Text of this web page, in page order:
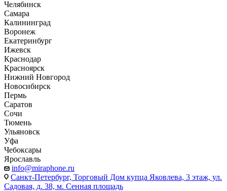
Челябинск
Самара
Калининград
Воронеж
Екатеринбург
Ижевск
Краснодар
Красноярск
Нижний Новгород
Новосибирск
Пермь
Саратов
Сочи
Тюмень
Ульяновск
Уфа
Чебоксары
Ярославль
info@miraphone.ru
Санкт-Петербург, Торговый Дом купца Яковлева, 3 этаж, ул.
Садовая, д. 38, м. Сенная площадь